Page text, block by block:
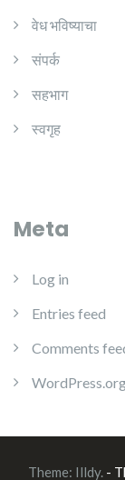
वेध भविष्याचा
संपर्क
सहभाग
स्वगृह
Meta
Log in
Entries feed
Comments
Theme: Illdy. -